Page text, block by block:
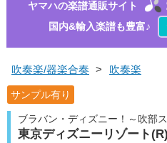
ヤマハの楽譜通販サイト
国内&輸入楽譜も豊富♪
吹奏楽/器楽合奏 > 吹奏楽
サンプル有り
ブラバン・ディズニー！～吹部
東京ディズニーリゾート